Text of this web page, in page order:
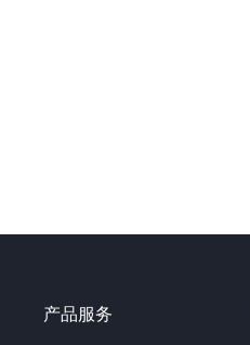
产品服务